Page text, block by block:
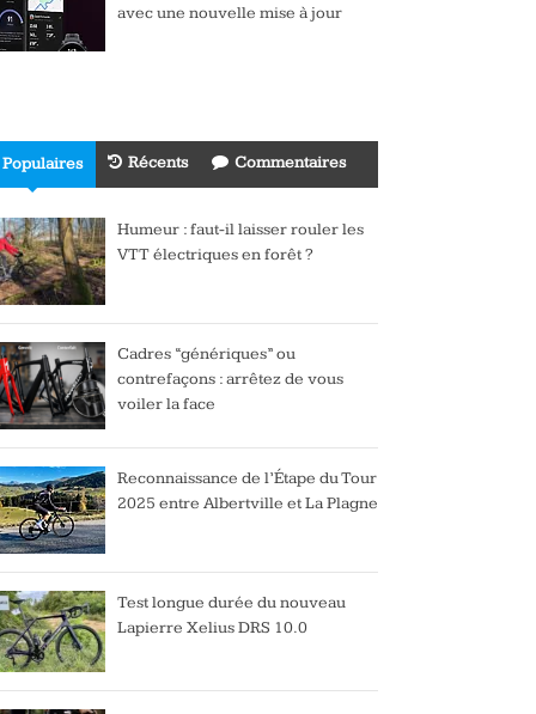
avec une nouvelle mise à jour
Populaires Récents Commentaires
Humeur : faut-il laisser rouler les
VTT électriques en forêt ?
Cadres “génériques” ou
contrefaçons : arrêtez de vous
voiler la face
Reconnaissance de l’Étape du Tour
2025 entre Albertville et La Plagne
Test longue durée du nouveau
Lapierre Xelius DRS 10.0